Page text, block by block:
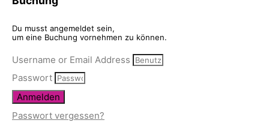
Du musst angemeldet sein,
um eine Buchung vornehmen zu können.
Username or Email Address
Passwort
Anmelden
Passwort vergessen?